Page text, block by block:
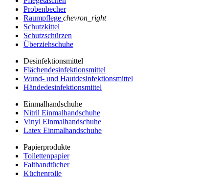
Probenbecher
Raumpflege chevron_right
Schutzkittel
Schutzschürzen
Überziehschuhe
Desinfektionsmittel
Flächendesinfektionsmittel
Wund- und Hautdesinfektionsmittel
Händedesinfektionsmittel
Einmalhandschuhe
Nitril Einmalhandschuhe
Vinyl Einmalhandschuhe
Latex Einmalhandschuhe
Papierprodukte
Toilettenpapier
Falthandtücher
Küchenrolle